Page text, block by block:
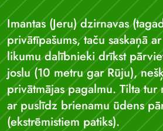
Imantas (Jeru) dzirnavas
privātīpašums, taču saskaņā
likumu dalībnieki drīkst
joslu (10 metru gar Rūju),
privātmājas pagalmu. Tilta tur
ar puslīdz brienamu ūdens
(ekstrēmistiem patiks).